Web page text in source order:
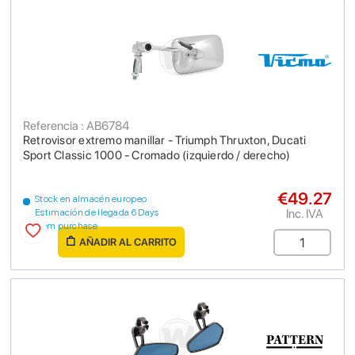
Retrovisor extremo manillar - Triumph Thruxton, Ducati
Sport Classic 1000 - Cromado (izquierdo / derecho)
Referencia : AB6784
Stock en almacén europeo
Estimación de llegada 6 Days
from purchase
€49.27
Inc. IVA
AÑADIR AL CARRITO